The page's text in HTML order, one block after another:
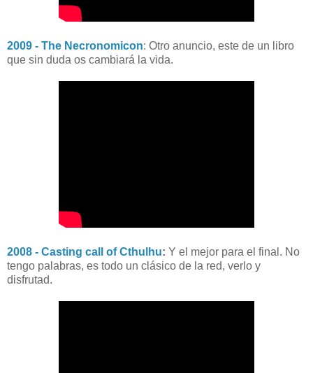
2009 - The Necronomicon: Otro anuncio, este de un libro
que sin duda os cambiará la vida.
2008 - Casting call of Cthulhu: Y el mejor para el final. No
tengo palabras, es todo un clásico de la red, verlo y
disfrutad.